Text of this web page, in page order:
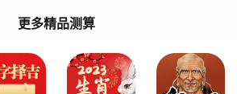
更多精品测算